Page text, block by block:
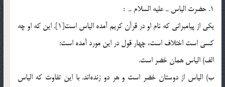
1. حضرت الياس ـ عليه السلام ـ :
يكي از پيامبراني كه نام او در قرآن كريم آمده الياس است[1]. اين كه او چه
کسی است اختلاف است، چهار قول در این مورد آمده است:
الف) الیاس همان خضر است.
ب) الیاس از دوستان خضر است و هر دو زنده‌اند. با اين تفاوت كه الياس